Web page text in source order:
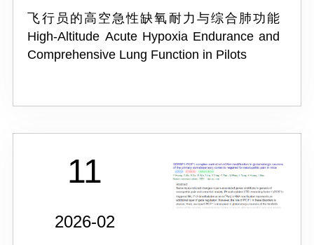
1175
飞行员的高空急性缺氧耐力与综合肺功能
High-Altitude Acute Hypoxia Endurance and
Comprehensive Lung Function in Pilots
11
2026-02